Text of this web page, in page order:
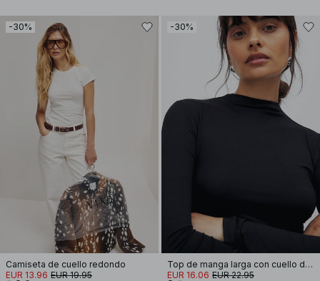
-30%
Camiseta de cuello redondo
EUR 13.96 EUR 19.95
-30%
Top de manga larga con cuello de embudo Soft Line
EUR 16.06 EUR 22.95